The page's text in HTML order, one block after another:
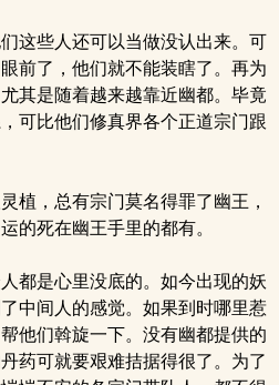
这些人还可以当做没认出来。可
前了，他们就不能装瞎了。再为
其是随着越来越靠近幽都。毕竟
可比他们修真界各个正道宗门跟
植，总有宗门莫名得罪了幽王，
的死在幽王手里的都有。
都是心里没底的。如今出现的妖
中间人的感觉。如果到时哪里惹
他们斡旋一下。没有幽都提供的
药可就要艰难拮据得很了。为了